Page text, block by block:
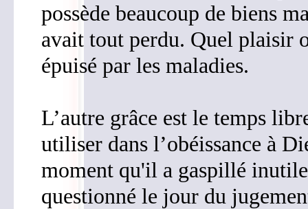
possède beaucoup de biens
avait tout perdu. Quel plaisir
épuisé par les maladies.
L’autre grâce est le temps
utiliser dans l’obéissance à
moment qu'il a gaspillé
questionné le jour du